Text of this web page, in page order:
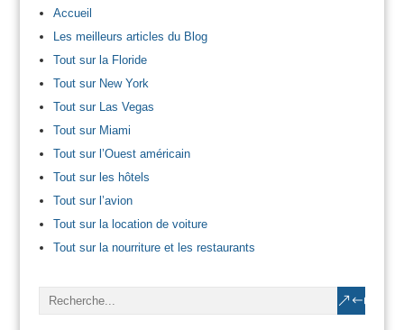
Accueil
Les meilleurs articles du Blog
Tout sur la Floride
Tout sur New York
Tout sur Las Vegas
Tout sur Miami
Tout sur l’Ouest américain
Tout sur les hôtels
Tout sur l’avion
Tout sur la location de voiture
Tout sur la nourriture et les restaurants